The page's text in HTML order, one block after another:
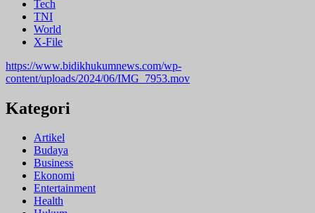
Tech
TNI
World
X-File
https://www.bidikhukumnews.com/wp-
content/uploads/2024/06/IMG_7953.mov
Kategori
Artikel
Budaya
Business
Ekonomi
Entertainment
Health